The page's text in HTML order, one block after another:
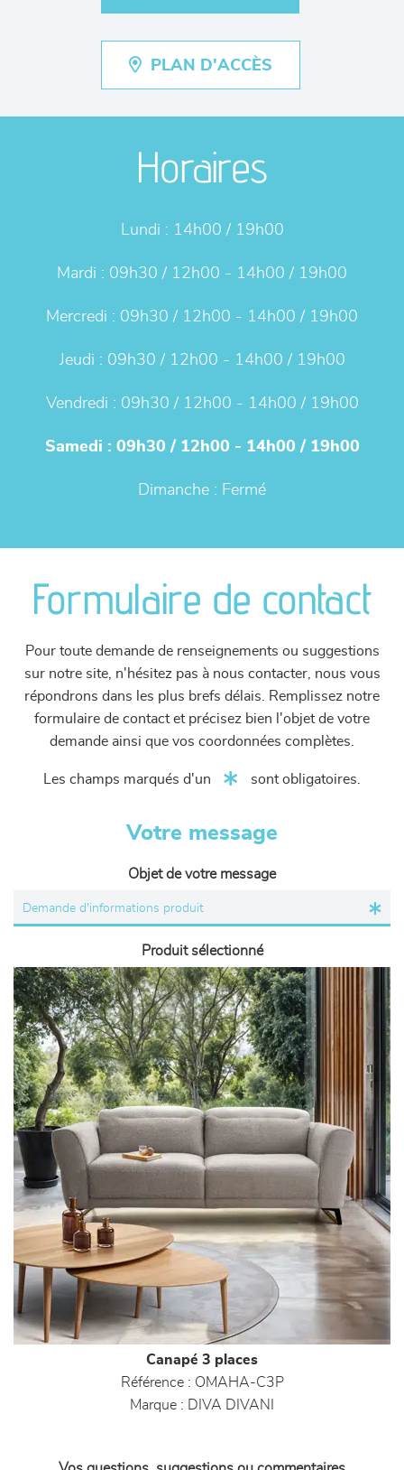
PLAN D'ACCÈS
Horaires
Lundi : 14h00 / 19h00
Mardi : 09h30 / 12h00 - 14h00 / 19h00
Mercredi : 09h30 / 12h00 - 14h00 / 19h00
Jeudi : 09h30 / 12h00 - 14h00 / 19h00
Vendredi : 09h30 / 12h00 - 14h00 / 19h00
Samedi : 09h30 / 12h00 - 14h00 / 19h00
Dimanche : Fermé
Formulaire de contact
Pour toute demande de renseignements ou suggestions
sur notre site, n'hésitez pas à nous contacter, nous vous
répondrons dans les plus brefs délais. Remplissez notre
formulaire de contact et précisez bien l'objet de votre
demande ainsi que vos coordonnées complètes.
Les champs marqués d'un sont obligatoires.
Votre message
Objet de votre message
Produit sélectionné
Canapé 3 places
Référence : OMAHA-C3P
Marque : DIVA DIVANI